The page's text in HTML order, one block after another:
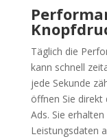
Täglich die
kann schnell
jede Sekunde
öffnen Sie direkt
Ads. Sie
Leistungsdaten